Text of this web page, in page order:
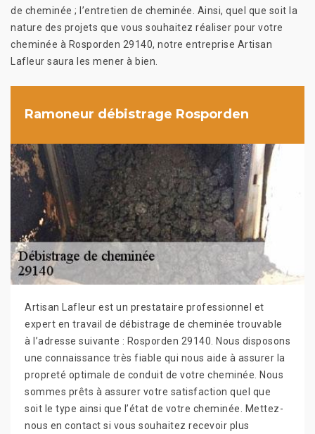
de cheminée ; l’entretien de cheminée. Ainsi, quel que soit la
nature des projets que vous souhaitez réaliser pour votre
cheminée à Rosporden 29140, notre entreprise Artisan
Lafleur saura les mener à bien.
Ramoneur débistrage Rosporden
Artisan Lafleur est un prestataire professionnel et
expert en travail de débistrage de cheminée trouvable
à l’adresse suivante : Rosporden 29140. Nous disposons
une connaissance très fiable qui nous aide à assurer la
propreté optimale de conduit de votre cheminée. Nous
sommes prêts à assurer votre satisfaction quel que
soit le type ainsi que l’état de votre cheminée. Mettez-
nous en contact si vous souhaitez recevoir plus